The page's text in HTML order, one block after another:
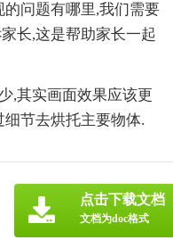
问题有哪里,我们需要
长,这是帮助家长一起
,其实画面效果应该更
节去烘托主要物体.
点击下载文档
文档为doc格式